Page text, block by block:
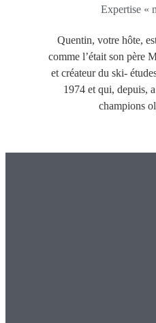
Expertise «
Quentin, votre hôte,
comme l’était son père
et créateur du ski-
1974 et qui, depuis,
champions